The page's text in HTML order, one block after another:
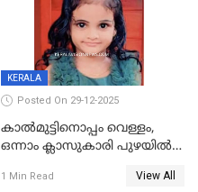
KERALA
Posted On 29-12-2025
കാൽമുട്ടിനൊപ്പം വെള്ളം,
ഒന്നാം ക്ലാസുകാരി പുഴയിൽ
കുട്ടികൾക്കൊപ്പം
1 Min Read View All